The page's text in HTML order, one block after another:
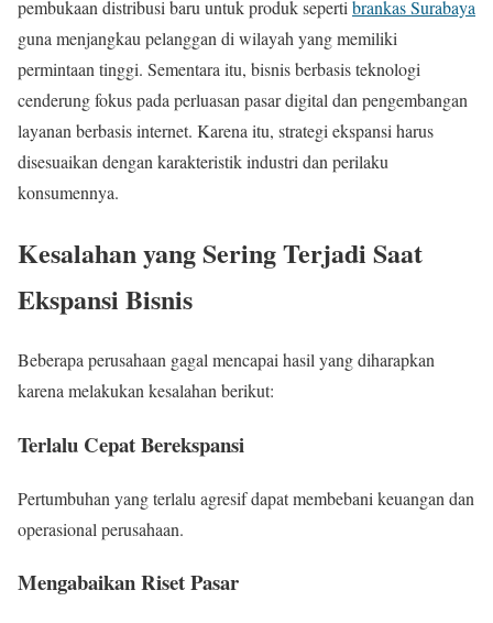
pembukaan distribusi baru untuk produk sepertibrankas Surabaya
guna menjangkau pelanggan di wilayah yang memiliki
permintaan tinggi. Sementara itu, bisnis berbasis teknologi
cenderung fokus pada perluasan pasar digital dan pengembangan
layanan berbasis internet. Karena itu, strategi ekspansi harus
disesuaikan dengan karakteristik industri dan perilaku
konsumennya.
Kesalahan yang Sering Terjadi Saat
Ekspansi Bisnis
Beberapa perusahaan gagal mencapai hasil yang diharapkan
karena melakukan kesalahan berikut:
Terlalu Cepat Berekspansi
Pertumbuhan yang terlalu agresif dapat membebani keuangan dan
operasional perusahaan.
Mengabaikan Riset Pasar